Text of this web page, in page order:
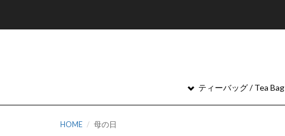
ティーバッグ / Tea Bag
HOME 母の日